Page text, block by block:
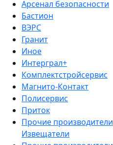
Арсенал безопасности
Бастион
ВЭРС
Гранит
Иное
Интерграл+
Комплектстройсервис
Магнито-Контакт
Полисервис
Приток
Прочие производители
Извещатели